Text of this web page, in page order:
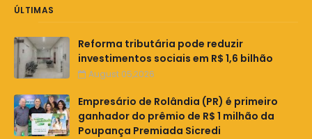
ÚLTIMAS
Reforma tributária pode reduzir
investimentos sociais em R$ 1,6 bilhão
August 05,2026
Empresário de Rolândia (PR) é primeiro
ganhador do prêmio de R$ 1 milhão da
Poupança Premiada Sicredi